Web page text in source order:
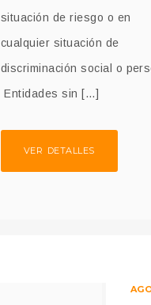
situación de riesgo o en
cualquier situación de
discriminación social o
Entidades sin […]
VER DETALLES